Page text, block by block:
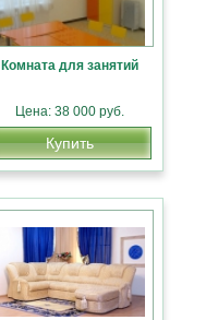
Комната для занятий
Цена: 38 000 руб.
Купить